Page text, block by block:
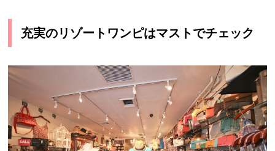
充実のリゾートワンピはマストでチェック